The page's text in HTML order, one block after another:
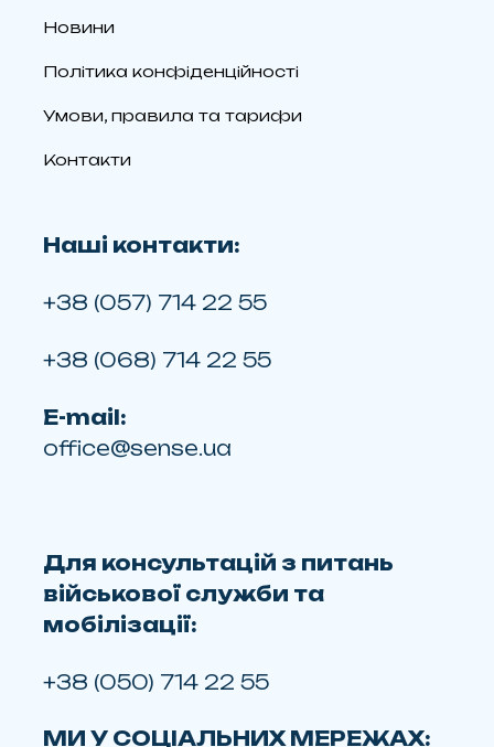
Новини
Політика конфіденційності
Умови, правила та тарифи
Контакти
Наші контакти:
+38 (057) 714 22 55
+38 (068) 714 22 55
E-mail:
office@sense.ua
Для консультацій з питань
військової служби та
мобілізації:
+38 (050) 714 22 55
МИ У СОЦІАЛЬНИХ МЕРЕЖАХ: